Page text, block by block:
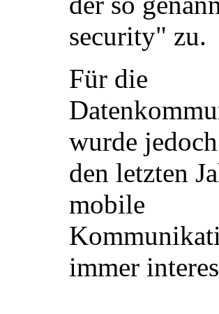
security" zu.
Für die
wurde
den letzten
mobile
immer